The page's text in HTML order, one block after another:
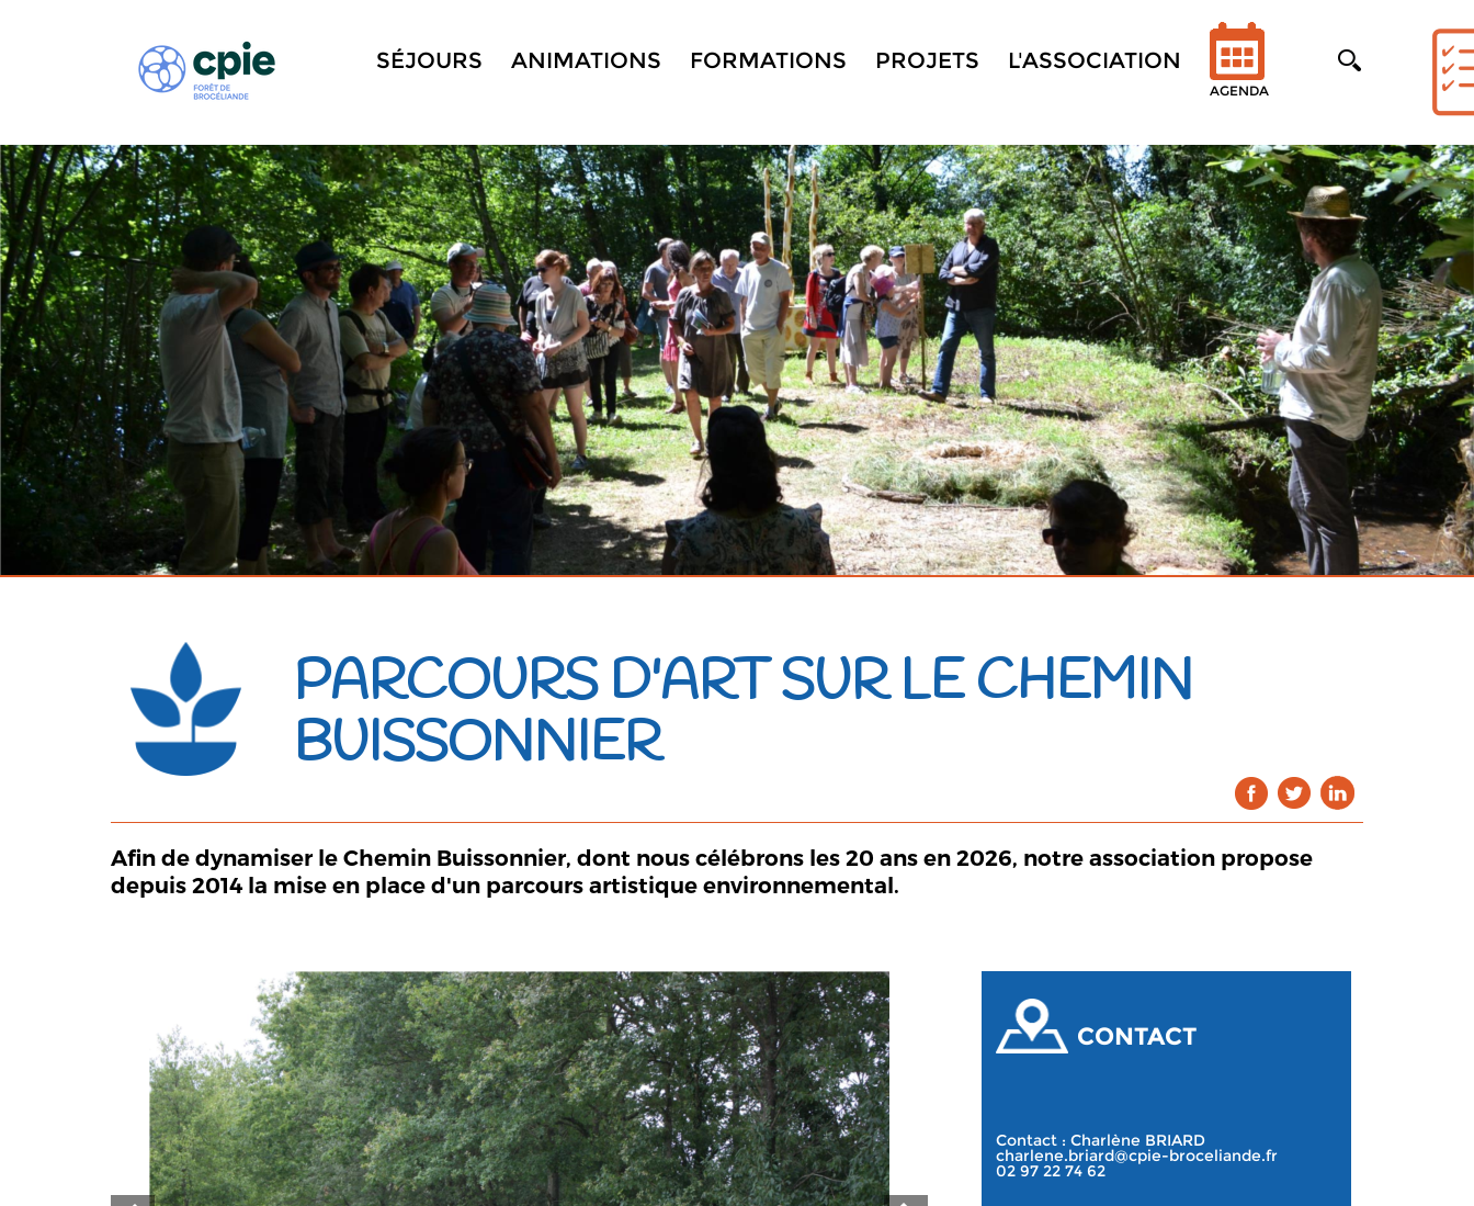
SÉJOURS ANIMATIONS FORMATIONS PROJETS L'ASSOCIATION
AGENDA
PARCOURS D'ART SUR LE CHEMIN
BUISSONNIER
Afin de dynamiser leChemin Buissonnier, dont nous célébrons les 20 ans en 2026, notre association propose
depuis 2014 la mise en place d'un parcours artistique environnemental.
CONTACT
Contact : Charlène BRIARD
charlene.briard@cpie-broceliande.fr
02 97 22 74 62